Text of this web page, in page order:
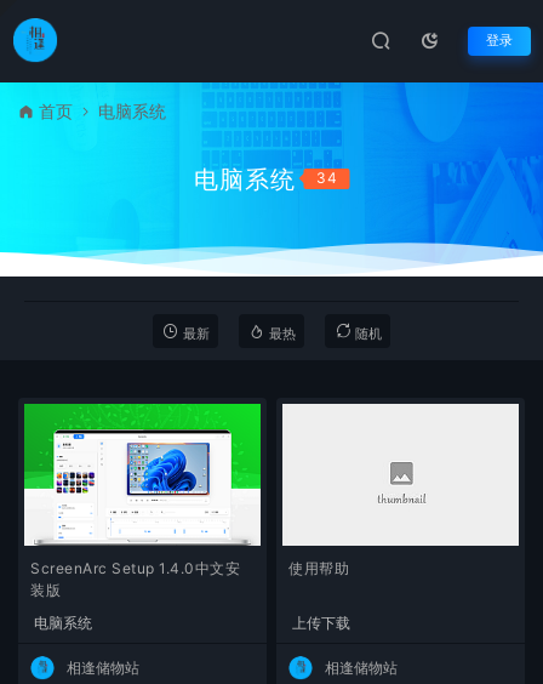
登录
首页 电脑系统
电脑系统 34
最新 最热 随机
ScreenArc Setup 1.4.0中文安
装版
电脑系统
相逢储物站
使用帮助
上传下载
相逢储物站